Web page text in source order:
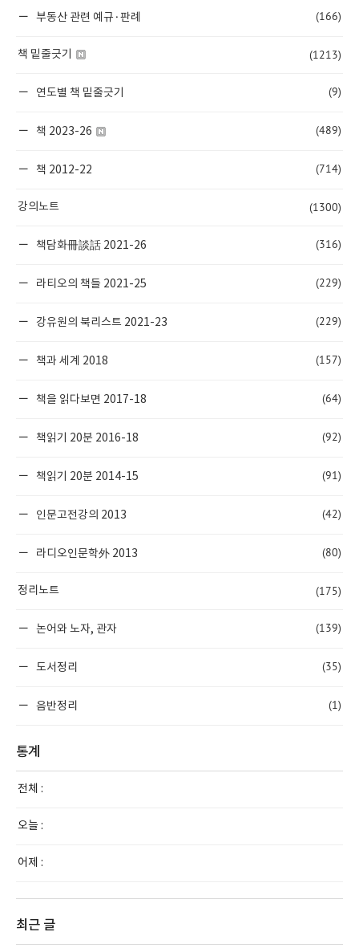
부동산 관련 예규·판례 (166)
책 밑줄긋기 (1213)
연도별 책 밑줄긋기 (9)
책 2023-26 (489)
책 2012-22 (714)
강의노트 (1300)
책담화冊談話 2021-26 (316)
라티오의 책들 2021-25 (229)
강유원의 북리스트 2021-23 (229)
책과 세계 2018 (157)
책을 읽다보면 2017-18 (64)
책읽기 20분 2016-18 (92)
책읽기 20분 2014-15 (91)
인문고전강의 2013 (42)
라디오인문학外 2013 (80)
정리노트 (175)
논어와 노자, 관자 (139)
도서정리 (35)
음반정리 (1)
통계
전체 :
오늘 :
어제 :
최근 글